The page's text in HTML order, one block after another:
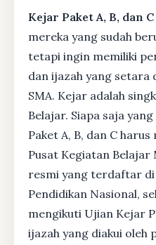
Kejar Paket A, B, dan C
mereka yang sudah
tetapi ingin memiliki
dan ijazah yang setara
SMA. Kejar adalah
Belajar. Siapa saja
Paket A, B, dan C
Pusat Kegiatan Belajar
resmi yang terdaftar
Pendidikan Nasional,
mengikuti Ujian Kejar
ijazah yang diakui oleh